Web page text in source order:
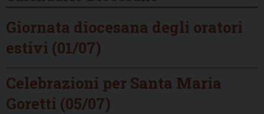
Giornata diocesana degli oratori
estivi (01/07)
Celebrazioni per Santa Maria
Goretti (05/07)